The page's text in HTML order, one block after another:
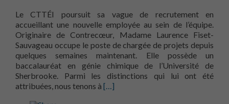
Le CTTÉI poursuit sa vague de recrutement en
accueillant une nouvelle employée au sein de l’équipe.
Originaire de Contrecœur, Madame Laurence Fiset-
Sauvageau occupe le poste de chargée de projets depuis
quelques semaines maintenant. Elle possède un
baccalauréat en génie chimique de l’Université de
Sherbrooke. Parmi les distinctions qui lui ont été
attribuées, nous tenons à En savoir plus surUne nouvelle
[…]
du site Web.
Statistiques
Afin que nous
puissions
améliorer la